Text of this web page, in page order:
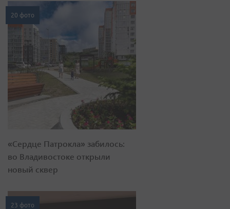
20 фото
«Сердце Патрокла» забилось:
во Владивостоке открыли
новый сквер
23 фото